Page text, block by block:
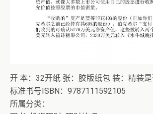
开 本：32开纸 张：胶版纸包 装：精装
标准书号ISBN：9787111592105
所属分类：